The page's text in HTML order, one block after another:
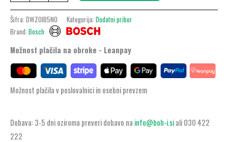
Šifra: DWZ0IB5N0 Kategorija: Dodatni pribor
Brand: Bosch
Možnost plačila na obroke - Leanpay
Možnost plačila v poslovalnici in osebni prevzem
Dobava: 3-5 dni oziroma preveri dobavo na info@boh-i.siali 030 422
222